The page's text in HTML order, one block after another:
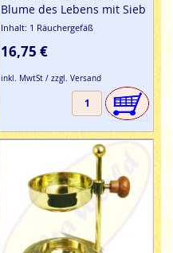
Blume des Lebens mit Sieb
Inhalt: 1 Räuchergefäß
16,75 €
inkl. MwtSt / zzgl. Versand